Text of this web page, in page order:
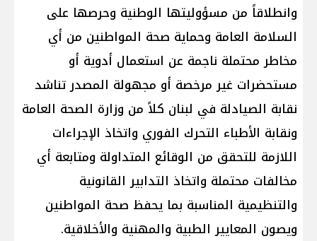
وانطلاقاً من مسؤوليتها الوطنية وحرصها على
السلامة العامة وحماية صحة المواطنين من أي
مخاطر محتملة ناجمة عن استعمال أدوية أو
مستحضرات غير مرخصة أو مجهولة المصدر تناشد
نقابة الصيادلة في لبنان كلاً من وزارة الصحة العامة
ونقابة الأطباء التحرك الفوري واتخاذ الإجراءات
اللازمة للتحقق من الوقائع المتداولة ومتابعة أي
مخالفات محتملة واتخاذ التدابير القانونية
والتنظيمية المناسبة بما يحفظ صحة المواطنين
ويصون المعايير الطبية والمهنية والأخلاقية.